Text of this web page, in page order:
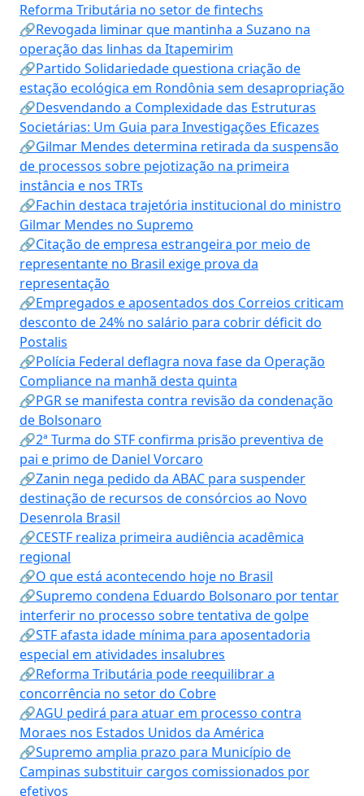
Reforma Tributária no setor de fintechs
🔗Revogada liminar que mantinha a Suzano na
operação das linhas da Itapemirim
🔗Partido Solidariedade questiona criação de
estação ecológica em Rondônia sem desapropriação
🔗Desvendando a Complexidade das Estruturas
Societárias: Um Guia para Investigações Eficazes
🔗Gilmar Mendes determina retirada da suspensão
de processos sobre pejotização na primeira
instância e nos TRTs
🔗Fachin destaca trajetória institucional do ministro
Gilmar Mendes no Supremo
🔗Citação de empresa estrangeira por meio de
representante no Brasil exige prova da
representação
🔗Empregados e aposentados dos Correios criticam
desconto de 24% no salário para cobrir déficit do
Postalis
🔗Polícia Federal deflagra nova fase da Operação
Compliance na manhã desta quinta
🔗PGR se manifesta contra revisão da condenação
de Bolsonaro
🔗2ª Turma do STF confirma prisão preventiva de
pai e primo de Daniel Vorcaro
🔗Zanin nega pedido da ABAC para suspender
destinação de recursos de consórcios ao Novo
Desenrola Brasil
🔗CESTF realiza primeira audiência acadêmica
regional
🔗O que está acontecendo hoje no Brasil
🔗Supremo condena Eduardo Bolsonaro por tentar
interferir no processo sobre tentativa de golpe
🔗STF afasta idade mínima para aposentadoria
especial em atividades insalubres
🔗Reforma Tributária pode reequilibrar a
concorrência no setor do Cobre
🔗AGU pedirá para atuar em processo contra
Moraes nos Estados Unidos da América
🔗Supremo amplia prazo para Município de
Campinas substituir cargos comissionados por
efetivos